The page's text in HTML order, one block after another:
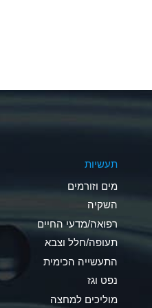
A
B
A
תעשיות
מים וזורמים
השקיה
רפואה/מדעי החיים
תעופה/חלל וצבא
התעשייה הכימית
נפט וגז
מוליכים למחצה